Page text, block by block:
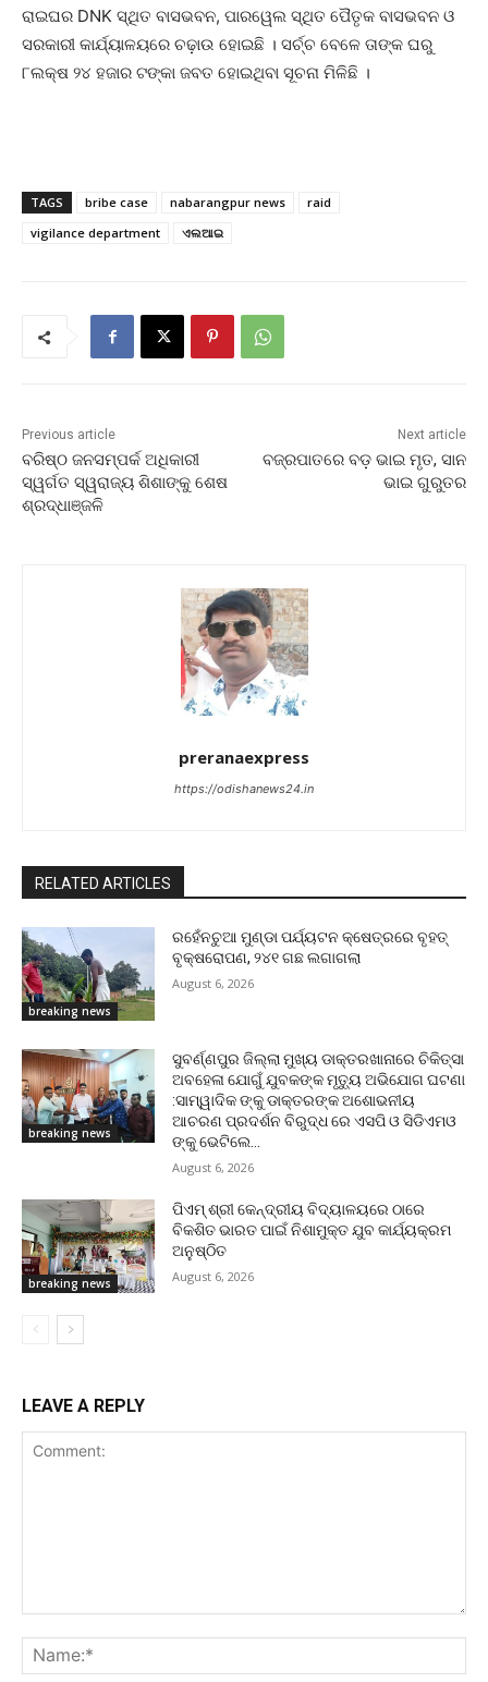
ରାଇଘର DNK ସ୍ଥିତ ବାସଭବନ, ପାରୱେଲ ସ୍ଥିତ ପୈତୃକ ବାସଭବନ ଓ
ସରକାରୀ କାର୍ଯ୍ୟାଳୟରେ ଚଢ଼ାଉ ହୋଇଛି । ସର୍ଚ୍ଚ ବେଳେ ତାଙ୍କ ଘରୁ
୮ଲକ୍ଷ ୨୪ ହଜାର ଟଙ୍କା ଜବତ ହୋଇଥିବା ସୂଚନା ମିଳିଛି ।
TAGS bribe case nabarangpur news
raid
vigilance department
ଏଲଆଇ
Previous article
ବରିଷ୍ଠ ଜନସମ୍ପର୍କ ଅଧିକାରୀ
ସ୍ୱର୍ଗତ ସ୍ୱରାଜ୍ୟ ଶିଶାଙ୍କୁ ଶେଷ
ଶ୍ରଦ୍ଧାଞ୍ଜଳି
Next article
ବଜ୍ରପାତରେ ବଡ଼ ଭାଇ ମୃତ, ସାନ
ଭାଇ ଗୁରୁତର
preranaexpress
https://odishanews24.in
RELATED ARTICLES
breaking news
ରହେଁନଚୁଆ ମୁଣ୍ଡା ପର୍ଯ୍ୟଟନ କ୍ଷେତ୍ରରେ ବୃହତ୍
ବୃକ୍ଷରୋପଣ, ୨୪୧ ଗଛ ଲଗାଗଲା
August 6, 2026
breaking news
ସୁବର୍ଣ୍ଣପୁର ଜିଲ୍ଲା ମୁଖ୍ୟ ଡାକ୍ତରଖାନାରେ ଚିକିତ୍ସା
ଅବହେଳା ଯୋଗୁଁ ଯୁବକଙ୍କ ମୃତ୍ୟୁ ଅଭିଯୋଗ ଘଟଣା
:ସାମ୍ୱାଦିକ ଙ୍କୁ ଡାକ୍ତରଙ୍କ ଅଶୋଭନୀୟ
ଆଚରଣ ପ୍ରଦର୍ଶନ ବିରୁଦ୍ଧ ରେ ଏସପି ଓ ସିଡିଏମଓ
ଙ୍କୁ ଭେଟିଲେ...
August 6, 2026
breaking news
ପିଏମ୍ ଶ୍ରୀ କେନ୍ଦ୍ରୀୟ ବିଦ୍ୟାଳୟରେ ଠାରେ
ବିକଶିତ ଭାରତ ପାଇଁ ନିଶାମୁକ୍ତ ଯୁବ କାର୍ଯ୍ୟକ୍ରମ
ଅନୁଷ୍ଠିତ
August 6, 2026
LEAVE A REPLY